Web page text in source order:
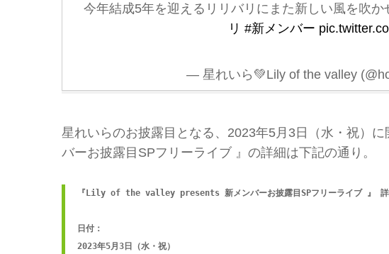
今年結成5年を迎えるリリバリにまた新しい風を吹か
リ #新メンバー
— 星れいら💚Lily of the valley
星れいらのお披露目となる、2023年5月3日（水・祝）
バーお披露目SPフリーライブ 』の詳細は下記の通り。
『Lily of the valley presents 新メンバーお披露目SPフリーライブ 』
日付：
2023年5月3日（水・祝）